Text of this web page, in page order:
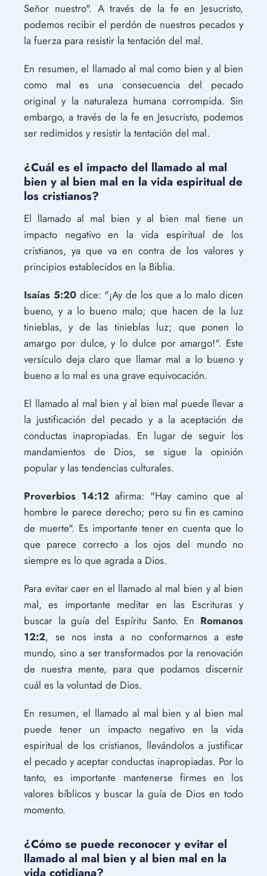
Señor nuestro". A través de la fe en Jesucristo,
podemos recibir el perdón de nuestros pecados y
la fuerza para resistir la tentación del mal.
En resumen, el llamado al mal como bien y al bien
como mal es una consecuencia del pecado
original y la naturaleza humana corrompida. Sin
embargo, a través de la fe en Jesucristo, podemos
ser redimidos y resistir la tentación del mal.
¿Cuál es el impacto del llamado al mal
bien y al bien mal en la vida espiritual de
los cristianos?
El llamado al mal bien y al bien mal tiene un
impacto negativo en la vida espiritual de los
cristianos, ya que va en contra de los valores y
principios establecidos en la Biblia.
Isaías 5:20dice: "¡Ay de los que a lo malo dicen
bueno, y a lo bueno malo; que hacen de la luz
tinieblas, y de las tinieblas luz; que ponen lo
amargo por dulce, y lo dulce por amargo!". Este
versículo deja claro que llamar mal a lo bueno y
bueno a lo mal es una grave equivocación.
El llamado al mal bien y al bien mal puede llevar a
la justificación del pecado y a la aceptación de
conductas inapropiadas. En lugar de seguir los
mandamientos de Dios, se sigue la opinión
popular y las tendencias culturales.
Proverbios 14:12 afirma: "Hay camino que al
hombre le parece derecho; pero su fin es camino
de muerte". Es importante tener en cuenta que lo
que parece correcto a los ojos del mundo no
siempre es lo que agrada a Dios.
Para evitar caer en el llamado al mal bien y al bien
mal, es importante meditar en las Escrituras y
buscar la guía del Espíritu Santo. En Romanos
12:2, se nos insta a no conformarnos a este
mundo, sino a ser transformados por la renovación
de nuestra mente, para que podamos discernir
cuál es la voluntad de Dios.
En resumen, el llamado al mal bien y al bien mal
puede tener un impacto negativo en la vida
espiritual de los cristianos, llevándolos a justificar
el pecado y aceptar conductas inapropiadas. Por lo
tanto, es importante mantenerse firmes en los
valores bíblicos y buscar la guía de Dios en todo
momento.
¿Cómo se puede reconocer y evitar el
llamado al mal bien y al bien mal en la
vida cotidiana?